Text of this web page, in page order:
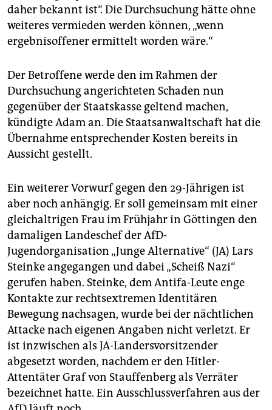
daher bekannt ist“. Die Durchsuchung hätte ohne
weiteres vermieden werden können, „wenn
ergebnisoffener ermittelt worden wäre.“
Der Betroffene werde den im Rahmen der
Durchsuchung angerichteten Schaden nun
gegenüber der Staatskasse geltend machen,
kündigte Adam an. Die Staatsanwaltschaft hat die
Übernahme entsprechender Kosten bereits in
Aussicht gestellt.
Ein weiterer Vorwurf gegen den 29-Jährigen ist
aber noch anhängig. Er soll gemeinsam mit einer
gleichaltrigen Frau im Frühjahr in Göttingen den
damaligen Landeschef der AfD-
Jugendorganisation „Junge Alternative“ (JA) Lars
Steinke angegangen und dabei „Scheiß Nazi“
gerufen haben. Steinke, dem Antifa-Leute enge
Kontakte zur rechtsextremen Identitären
Bewegung nachsagen, wurde bei der nächtlichen
Attacke nach eigenen Angaben nicht verletzt. Er
ist inzwischen als JA-Landersvorsitzender
abgesetzt worden, nachdem er den Hitler-
Attentäter Graf von Stauffenberg als Verräter
bezeichnet hatte. Ein Ausschlussverfahren aus der